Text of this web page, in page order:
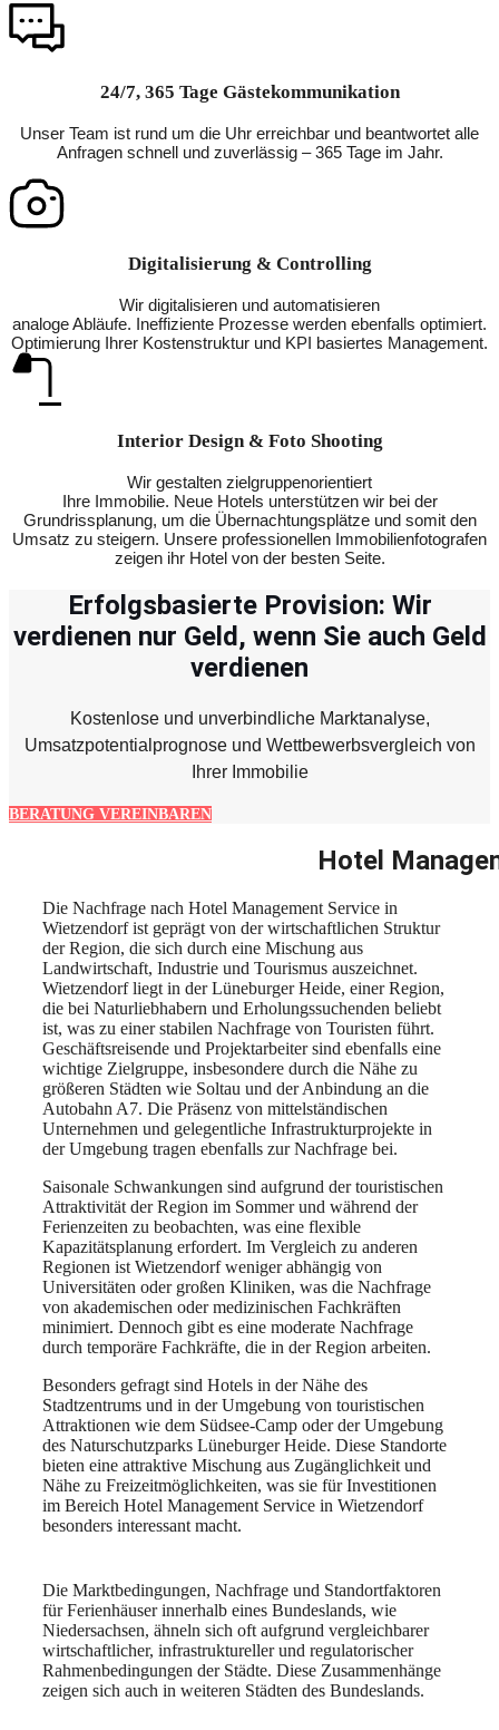
24/7, 365 Tage Gästekommunikation
Unser Team ist rund um die Uhr erreichbar und beantwortet alle
Anfragen schnell und zuverlässig – 365 Tage im Jahr.
Digitalisierung & Controlling
Wir digitalisieren und automatisieren
analoge Abläufe. Ineffiziente Prozesse werden ebenfalls optimiert.
Optimierung Ihrer Kostenstruktur und KPI basiertes Management.
Interior Design & Foto Shooting
Wir gestalten zielgruppenorientiert
Ihre Immobilie. Neue Hotels unterstützen wir bei der
Grundrissplanung, um die Übernachtungsplätze und somit den
Umsatz zu steigern. Unsere professionellen Immobilienfotografen
zeigen ihr Hotel von der besten Seite.
Erfolgsbasierte Provision: Wir
verdienen nur Geld, wenn Sie auch Geld
verdienen
Kostenlose und unverbindliche Marktanalyse,
Umsatzpotentialprognose und Wettbewerbsvergleich von
Ihrer Immobilie
BERATUNG VEREINBAREN
Hotel
Die Nachfrage nach Hotel Management Service in
Wietzendorf ist geprägt von der wirtschaftlichen Struktur
der Region, die sich durch eine Mischung aus
Landwirtschaft, Industrie und Tourismus auszeichnet.
Wietzendorf liegt in der Lüneburger Heide, einer Region,
die bei Naturliebhabern und Erholungssuchenden beliebt
ist, was zu einer stabilen Nachfrage von Touristen führt.
Geschäftsreisende und Projektarbeiter sind ebenfalls eine
wichtige Zielgruppe, insbesondere durch die Nähe zu
größeren Städten wie Soltau und der Anbindung an die
Autobahn A7. Die Präsenz von mittelständischen
Unternehmen und gelegentliche Infrastrukturprojekte in
der Umgebung tragen ebenfalls zur Nachfrage bei.
Saisonale Schwankungen sind aufgrund der touristischen
Attraktivität der Region im Sommer und während der
Ferienzeiten zu beobachten, was eine flexible
Kapazitätsplanung erfordert. Im Vergleich zu anderen
Regionen ist Wietzendorf weniger abhängig von
Universitäten oder großen Kliniken, was die Nachfrage
von akademischen oder medizinischen Fachkräften
minimiert. Dennoch gibt es eine moderate Nachfrage
durch temporäre Fachkräfte, die in der Region arbeiten.
Besonders gefragt sind Hotels in der Nähe des
Stadtzentrums und in der Umgebung von touristischen
Attraktionen wie dem Südsee-Camp oder der Umgebung
des Naturschutzparks Lüneburger Heide. Diese Standorte
bieten eine attraktive Mischung aus Zugänglichkeit und
Nähe zu Freizeitmöglichkeiten, was sie für Investitionen
im Bereich Hotel Management Service in Wietzendorf
besonders interessant macht.
Die Marktbedingungen, Nachfrage und Standortfaktoren
für Ferienhäuser innerhalb eines Bundeslands, wie
Niedersachsen, ähneln sich oft aufgrund vergleichbarer
wirtschaftlicher, infrastruktureller und regulatorischer
Rahmenbedingungen der Städte. Diese Zusammenhänge
zeigen sich auch in weiteren Städten des Bundeslands.